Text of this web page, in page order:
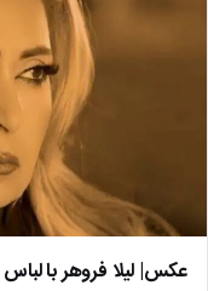
عکس| لیلا فروهر با